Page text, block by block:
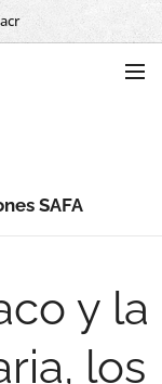
SAFA
y la
los